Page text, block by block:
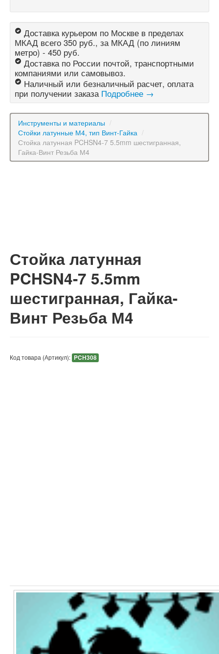
Доставка курьером по Москве в пределах
МКАД всего 350 руб., за МКАД (по линиям
метро) - 450 руб.
Доставка по России почтой, транспортными
компаниями или самовывоз.
Наличный или безналичный расчет, оплата
при получении заказа Подробнее →
Инструменты и материалы /
Стойки латунные М4, тип Винт-Гайка /
Стойка латунная PCHSN4-7 5.5mm шестигранная,
Гайка-Винт Резьба М4
Стойка латунная
PCHSN4-7 5.5mm
шестигранная, Гайка-
Винт Резьба М4
Код товара (Артикул): PCH308